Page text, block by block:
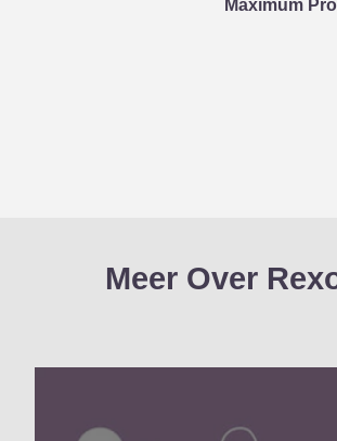
Maximum
Meer Over